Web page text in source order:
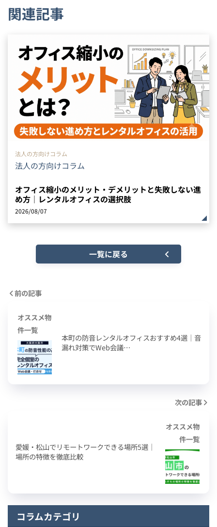
関連記事
法人の方向けコラム
法人の方向けコラム
オフィス縮小のメリット・デメリットと失敗しない進
め方｜レンタルオフィスの選択肢
2026/08/07
一覧に戻る
前の記事
オススメ物
件一覧
本町の防音レンタルオフィスおすすめ4選｜音
漏れ対策でWeb会議…
次の記事
愛媛・松山でリモートワークできる場所5選｜
場所の特徴を徹底比較
オススメ物
件一覧
コラムカテゴリ